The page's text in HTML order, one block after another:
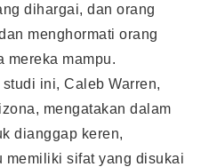
dihargai, dan orang
menghormati orang
mereka mampu.
ini, Caleb Warren,
mengatakan dalam
dianggap keren,
memiliki sifat yang disukai